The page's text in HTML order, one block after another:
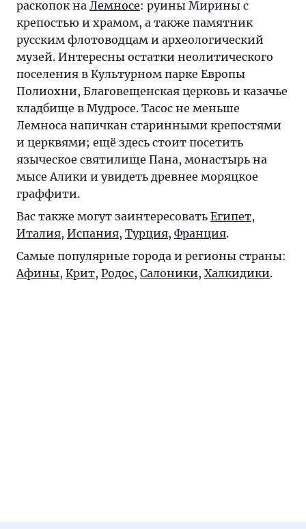
раскопок на Лемносе: руины Мирины с
крепостью и храмом, а также памятник
русским флотоводцам и археологический
музей. Интересны остатки неолитического
поселения в Культурном парке Европы
Полиохни, Благовещенская церковь и казачье
кладбище в Мудросе. Тасос не меньше
Лемноса напичкан старинными крепостями
и церквями; ещё здесь стоит посетить
языческое святилище Пана, монастырь на
мысе Алики и увидеть древнее моряцкое
граффити.
Вас также могут заинтересовать Египет,
Италия, Испания, Турция, Франция.
Самые популярные города и регионы страны:
Афины, Крит, Родос, Салоники, Халкидики.